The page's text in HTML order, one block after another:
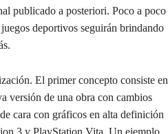
publicado a posteriori. Poco a poco
deportivos seguirán brindando
El primer concepto consiste en
versión de una obra con cambios
cara con gráficos en alta definición
3 y PlayStation Vita. Un ejemplo